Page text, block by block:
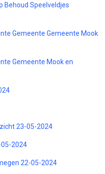
Behoud Speelveldjes
Gemeente Gemeente Mook
Gemeente Mook en
23-05-2024
05-2024
22-05-2024